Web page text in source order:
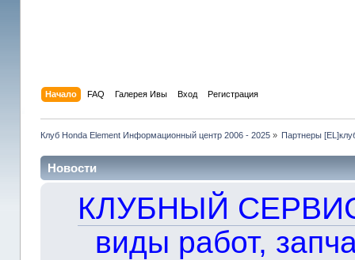
Начало FAQ Галерея Ивы Вход Регистрация
Клуб Honda Element Информационный центр 2006 - 2025» Партнеры
Новости
КЛУБНЫЙ
виды работ,